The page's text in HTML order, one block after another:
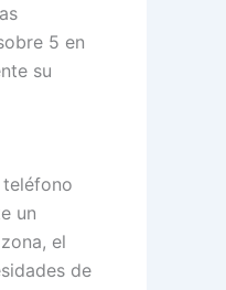
5 en
su
un
el
de